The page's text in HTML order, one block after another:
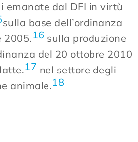
emanate dal DFI in virtù
sulla base dell’ordinanza
2005.16 sulla produzione
del 20 ottobre 2010
17 nel settore degli
animale.18